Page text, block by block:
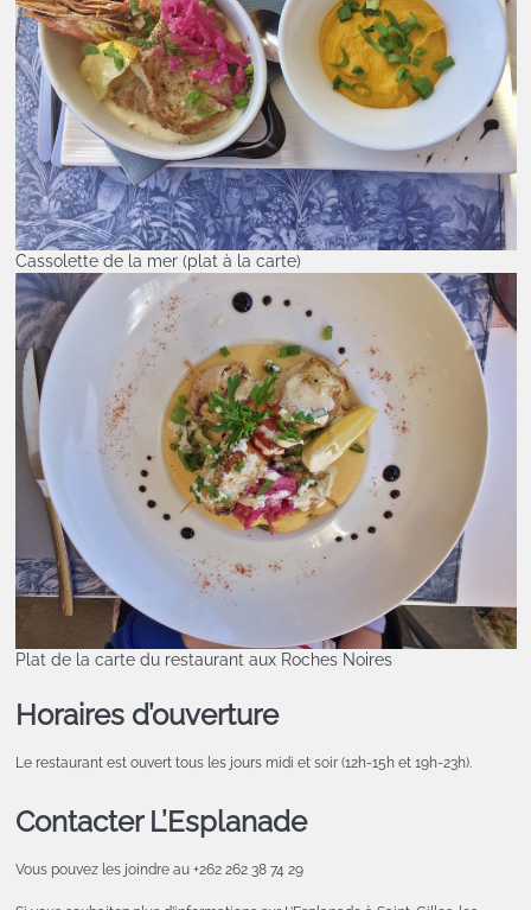
Cassolette de la mer (plat à la carte)
Plat de la carte du restaurant aux Roches Noires
Horaires d’ouverture
Le restaurant est ouvert tous les jours midi et soir (12h-15h et 19h-23h).
Contacter L’Esplanade
Vous pouvez les joindre au +262 262 38 74 29